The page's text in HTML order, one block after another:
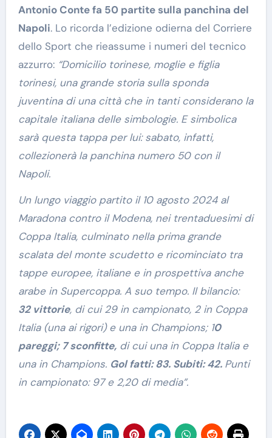
Antonio Conte fa 50 partite sulla panchina del
Napoli. Lo ricorda l’edizione odierna del Corriere
dello Sport che rieassume i numeri del tecnico
azzurro: “Domicilio torinese, moglie e figlia
torinesi, una grande storia sulla sponda
juventina di una città che in tanti considerano la
capitale italiana delle simbologie. E simbolica
sarà questa tappa per lui: sabato, infatti,
collezionerà la panchina numero 50 con il
Napoli.
Un lungo viaggio partito il 10 agosto 2024 al
Maradona contro il Modena, nei trentaduesimi di
Coppa Italia, culminato nella prima grande
scalata del monte scudetto e ricominciato tra
tappe europee, italiane e in prospettiva anche
arabe in Supercoppa. A suo tempo. Il bilancio:
32 vittorie, di cui 29 in campionato, 2 in Coppa
Italia (una ai rigori) e una in Champions; 10
pareggi; 7 sconfitte,di cui una in Coppa Italia e
una in Champions. Gol fatti: 83. Subiti: 42. Punti
in campionato: 97 e 2,20 di media”.